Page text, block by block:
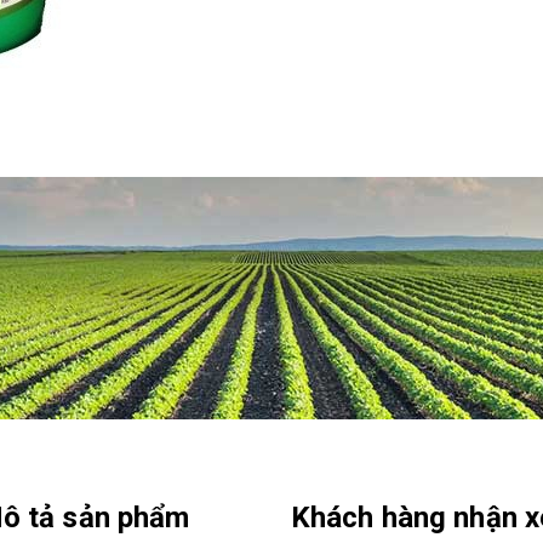
tả sản phẩm Khách hàng nhận